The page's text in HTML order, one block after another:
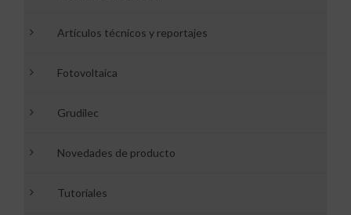
Artículos técnicos y reportajes
Fotovoltaica
Grudilec
Novedades de producto
Tutoriales